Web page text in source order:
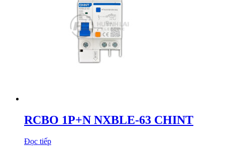
RCBO 1P+N NXBLE-63 CHINT
Đọc tiếp